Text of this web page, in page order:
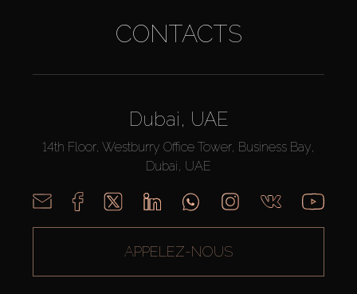
CONTACTS
Dubai, UAE
14th Floor, Westburry Office Tower, Business Bay,
Dubai, UAE
APPELEZ-NOUS